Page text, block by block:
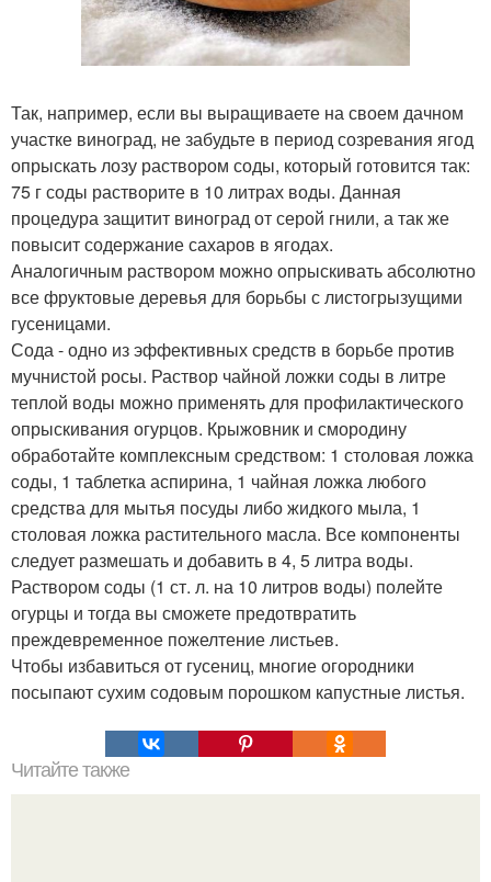
Так, например, если вы выращиваете на своем дачном
участке виноград, не забудьте в период созревания ягод
опрыскать лозу раствором соды, который готовится так:
75 г соды растворите в 10 литрах воды. Данная
процедура защитит виноград от серой гнили, а так же
повысит содержание сахаров в ягодах.
Аналогичным раствором можно опрыскивать абсолютно
все фруктовые деревья для борьбы с листогрызущими
гусеницами.
Сода - одно из эффективных средств в борьбе против
мучнистой росы. Раствор чайной ложки соды в литре
теплой воды можно применять для профилактического
опрыскивания огурцов. Крыжовник и смородину
обработайте комплексным средством: 1 столовая ложка
соды, 1 таблетка аспирина, 1 чайная ложка любого
средства для мытья посуды либо жидкого мыла, 1
столовая ложка растительного масла. Все компоненты
следует размешать и добавить в 4, 5 литра воды.
Раствором соды (1 ст. л. на 10 литров воды) полейте
огурцы и тогда вы сможете предотвратить
преждевременное пожелтение листьев.
Чтобы избавиться от гусениц, многие огородники
посыпают сухим содовым порошком капустные листья.
Читайте также